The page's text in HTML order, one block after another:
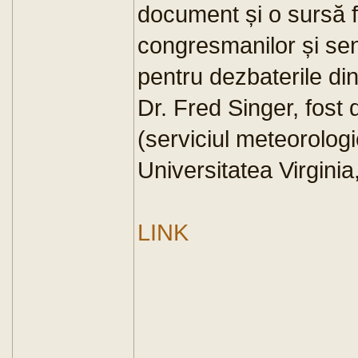
document și o sursă
congresmanilor și
pentru dezbaterile
Dr. Fred Singer, fost
(serviciul
Universitatea
LINK